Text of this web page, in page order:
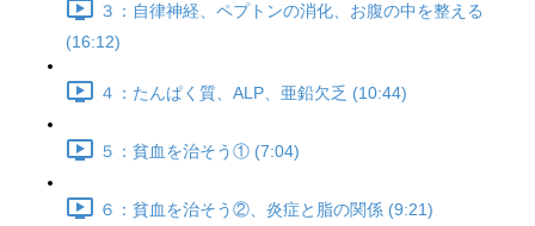
３：自律神経、ペプトンの消化、お腹の中を整える
(16:12)
４：たんぱく質、ALP、亜鉛欠乏 (10:44)
５：貧血を治そう① (7:04)
６：貧血を治そう②、炎症と脂の関係 (9:21)